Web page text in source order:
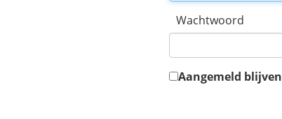
Wachtwoord
Aangemeld blijven